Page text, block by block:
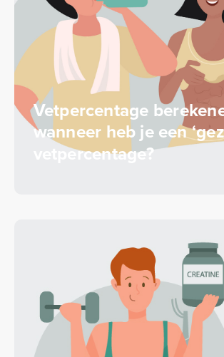
Vetpercentage
wanneer heb je een
vetpercentage?